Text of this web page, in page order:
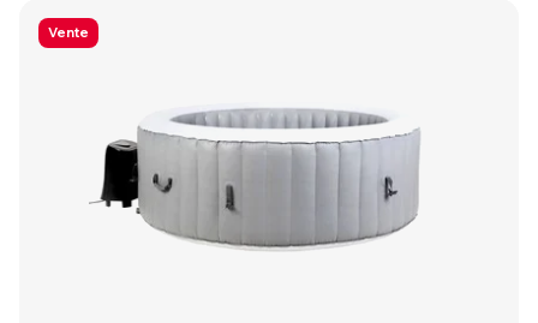
Vente